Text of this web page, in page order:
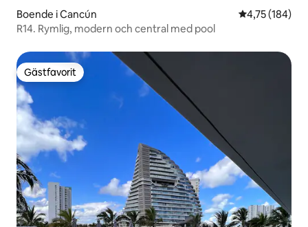
Boende i Cancún 4,75 av 5 i
4,75 (184)
R14. Rymlig, modern och central med pool
Gästfavorit
Gästfavorit